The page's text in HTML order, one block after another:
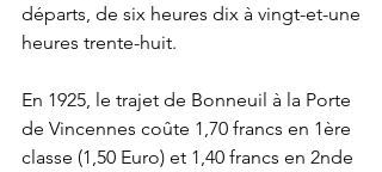
départs, de six heures dix à vingt-et-une
heures trente-huit.
En 1925, le trajet de Bonneuil à la Porte
de Vincennes coûte 1,70 francs en 1ère
classe (1,50 Euro) et 1,40 francs en 2nde